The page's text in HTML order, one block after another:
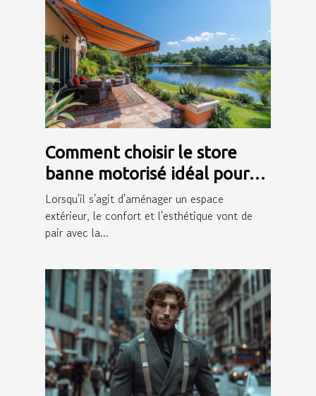
Comment choisir le store
banne motorisé idéal pour
votre extérieur
Lorsqu'il s'agit d'aménager un espace
extérieur, le confort et l'esthétique vont de
pair avec la...